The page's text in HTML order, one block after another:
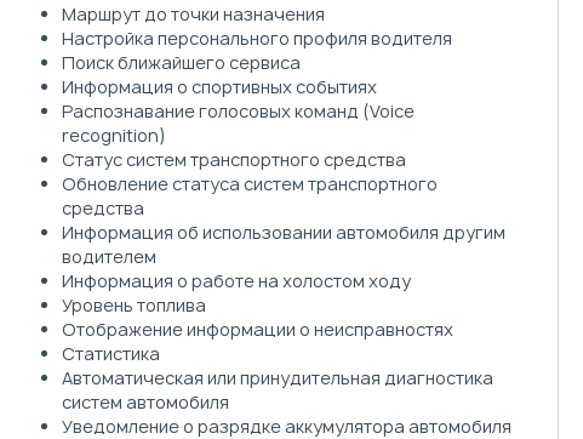
Маршрут до точки назначения
Настройка персонального профиля водителя
Поиск ближайшего сервиса
Информация о спортивных событиях
Распознавание голосовых команд (Voice
recognition)
Статус систем транспортного средства
Обновление статуса систем транспортного
средства
Информация об использовании автомобиля другим
водителем
Информация о работе на холостом ходу
Уровень топлива
Отображение информации о неисправностях
Статистика
Автоматическая или принудительная диагностика
систем автомобиля
Уведомление о разрядке аккумулятора автомобиля